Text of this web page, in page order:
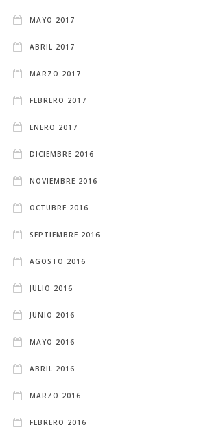
MAYO 2017
ABRIL 2017
MARZO 2017
FEBRERO 2017
ENERO 2017
DICIEMBRE 2016
NOVIEMBRE 2016
OCTUBRE 2016
SEPTIEMBRE 2016
AGOSTO 2016
JULIO 2016
JUNIO 2016
MAYO 2016
ABRIL 2016
MARZO 2016
FEBRERO 2016